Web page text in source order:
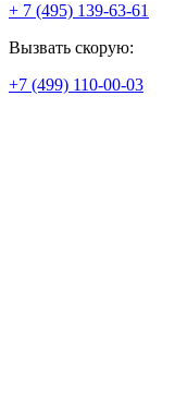
+ 7 (495) 139-63-61
Вызвать скорую:
+7 (499) 110-00-03